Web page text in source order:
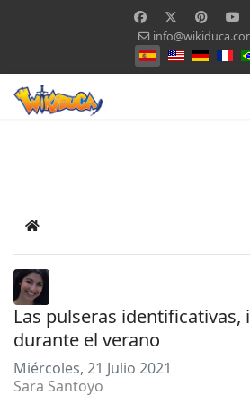
Seleccione su
Home
Las pulseras identificativas,
durante el verano
Miércoles, 21 Julio 2021
Sara Santoyo